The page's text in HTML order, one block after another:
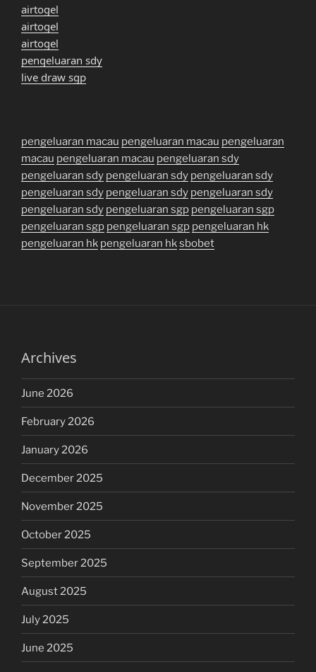
airtogel
airtogel
airtogel
pengeluaran sdy
live draw sgp
pengeluaran macau pengeluaran macau pengeluaran
macau pengeluaran macau pengeluaran sdy
pengeluaran sdy pengeluaran sdy pengeluaran sdy
pengeluaran sdy pengeluaran sdy pengeluaran sdy
pengeluaran sdy pengeluaran sgp pengeluaran sgp
pengeluaran sgp pengeluaran sgp pengeluaran hk
pengeluaran hk pengeluaran hksbobet
Archives
June 2026
February 2026
January 2026
December 2025
November 2025
October 2025
September 2025
August 2025
July 2025
June 2025